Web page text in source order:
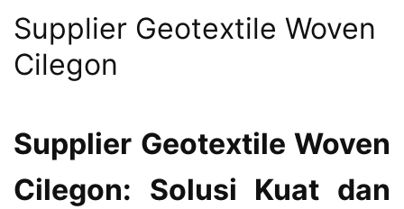
Supplier Geotextile Woven
Cilegon
Supplier Geotextile Woven
Cilegon: Solusi Kuat dan